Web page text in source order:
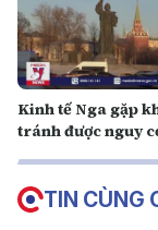
Kinh tế Nga gặp
tránh được nguy
TIN CÙNG